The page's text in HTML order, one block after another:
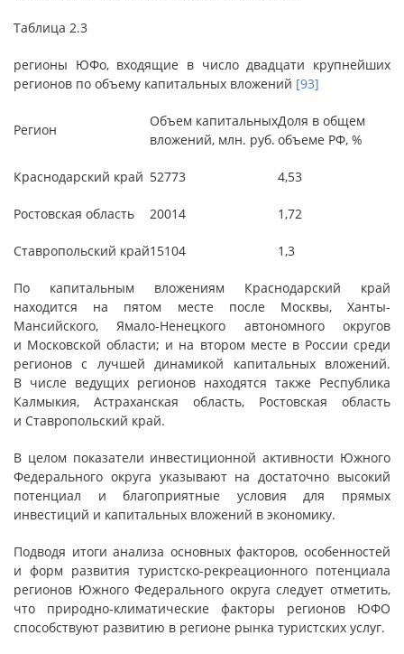
Таблица 2.3
регионы ЮФо, входящие в число двадцати крупнейших
регионов по объему капитальных вложений [93]
Регион
Объем капитальных
вложений, млн. руб.
Доля в общем
объеме РФ, %
Краснодарский край 52773 4,53
Ростовская область 20014 1,72
Ставропольский край15104 1,3
По капитальным вложениям Краснодарский край
находится на пятом месте после Москвы, Ханты-
Мансийского, Ямало-Ненецкого автономного округов
и Московской области; и на втором месте в России среди
регионов с лучшей динамикой капитальных вложений.
В числе ведущих регионов находятся также Республика
Калмыкия, Астраханская область, Ростовская область
и Ставропольский край.
В целом показатели инвестиционной активности Южного
Федерального округа указывают на достаточно высокий
потенциал и благоприятные условия для прямых
инвестиций и капитальных вложений в экономику.
Подводя итоги анализа основных факторов, особенностей
и форм развития туристско-рекреационного потенциала
регионов Южного Федерального округа следует отметить,
что природно-климатические факторы регионов ЮФО
способствуют развитию в регионе рынка туристских услуг.